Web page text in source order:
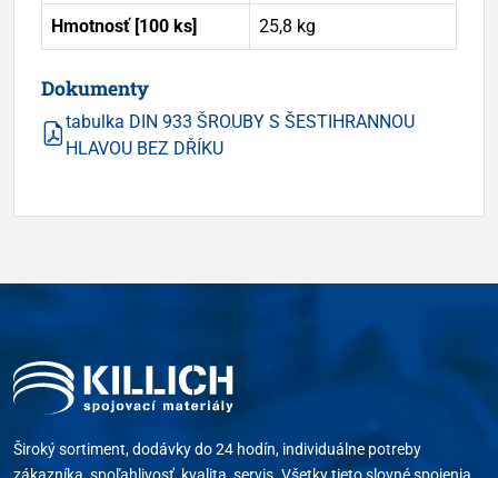
Hmotnosť [100 ks] 25,8 kg
Dokumenty
tabulka DIN 933 ŠROUBY S ŠESTIHRANNOU
HLAVOU BEZ DŘÍKU
Široký sortiment, dodávky do 24 hodín, individuálne potreby
zákazníka, spoľahlivosť, kvalita, servis. Všetky tieto slovné spojenia